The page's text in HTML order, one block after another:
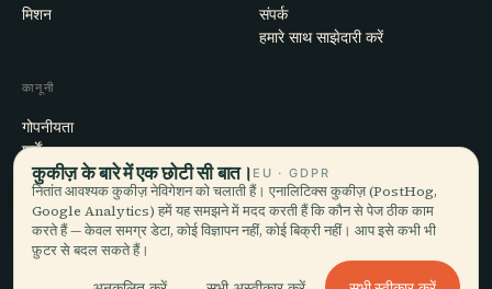
मिशन
संपर्क
हमारे साथ साझेदारी करें
कानूनी
गोपनीयता
शर्तें
कुकी सेटिंग्स
खाता हटाएँ
© 2026 Audiala · मोर्ज, स्विट्ज़रलैंड में बना, सफ़र पर और बादलों में
कुकीज़ के बारे में एक छोटी सी बात। EU · GDPR
नितांत आवश्यक कुकीज़ नेविगेशन को चलाती हैं। एनालिटिक्स कुकीज़ (PostHog,
Google Analytics) हमें यह समझने में मदद करती हैं कि कौन से पेज ठीक काम
करते हैं — केवल समग्र डेटा, कोई विज्ञापन नहीं, कोई बिक्री नहीं। आप इसे कभी भी
फ़ुटर से बदल सकते हैं।